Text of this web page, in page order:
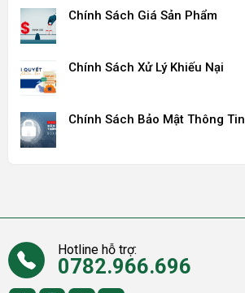
Chính Sách Giá Sản Phẩm
Chính Sách Xử Lý Khiếu Nại
Chính Sách Bảo Mật Thông Tin
Hotline hỗ trợ:
0782.966.696